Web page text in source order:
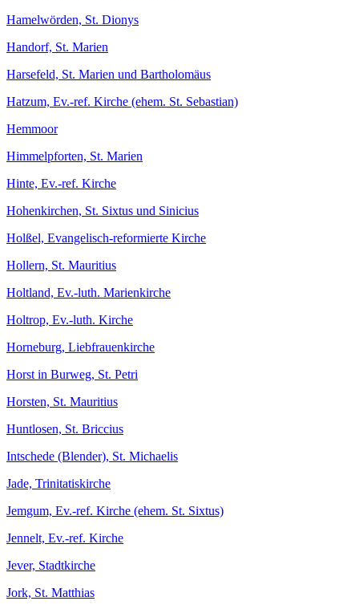
Hamelwörden, St. Dionys
Handorf, St. Marien
Harsefeld, St. Marien und Bartholomäus
Hatzum, Ev.-ref. Kirche (ehem. St. Sebastian)
Hemmoor
Himmelpforten, St. Marien
Hinte, Ev.-ref. Kirche
Hohenkirchen, St. Sixtus und Sinicius
Holßel, Evangelisch-reformierte Kirche
Hollern, St. Mauritius
Holtland, Ev.-luth. Marienkirche
Holtrop, Ev.-luth. Kirche
Horneburg, Liebfrauenkirche
Horst in Burweg, St. Petri
Horsten, St. Mauritius
Huntlosen, St. Briccius
Intschede (Blender), St. Michaelis
Jade, Trinitatiskirche
Jemgum, Ev.-ref. Kirche (ehem. St. Sixtus)
Jennelt, Ev.-ref. Kirche
Jever, Stadtkirche
Jork, St. Matthias